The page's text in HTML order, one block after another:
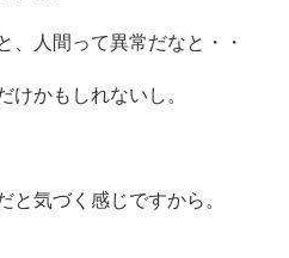
、人間って異常だなと・・
けかもしれないし。
と気づく感じですから。